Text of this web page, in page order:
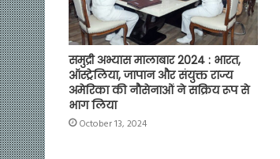
समुद्री अभ्यास मालाबार 2024 : भारत,
ऑस्ट्रेलिया, जापान और संयुक्त राज्य
अमेरिका की नौसेनाओं ने सक्रिय रूप से
भाग लिया
October 13, 2024